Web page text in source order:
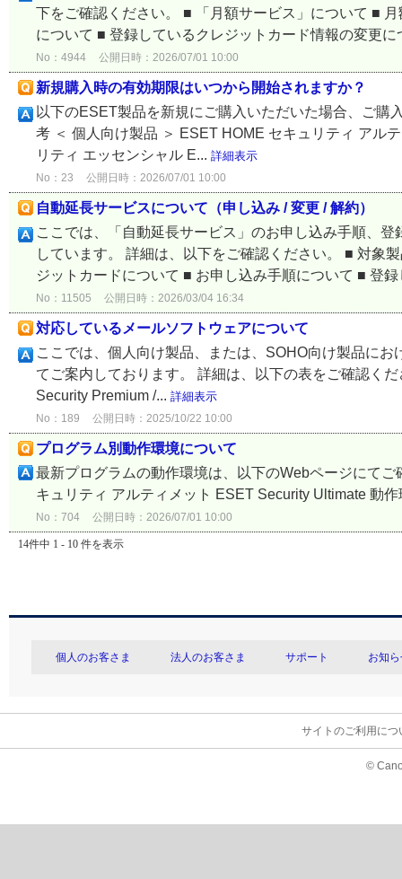
下をご確認ください。 ■ 「月額サービス」について ■
について ■ 登録しているクレジットカード情報の変更
No：4944 公開日時：2026/07/01 10:00
新規購入時の有効期限はいつから開始されますか？
以下のESET製品を新規にご購入いただいた場合、ご購
考 ＜ 個人向け製品 ＞ ESET HOME セキュリティ アル
リティ エッセンシャル E... 詳細表示
No：23 公開日時：2026/07/01 10:00
自動延長サービスについて（申し込み / 変更 / 解約）
ここでは、「自動延長サービス」のお申し込み手順、
しています。 詳細は、以下をご確認ください。 ■ 対象
ジットカードについて ■ お申し込み手順について ■ 登
No：11505 公開日時：2026/03/04 16:34
対応しているメールソフトウェアについて
ここでは、個人向け製品、または、SOHO向け製品に
てご案内しております。 詳細は、以下の表をご確認く
Security Premium /... 詳細表示
No：189 公開日時：2025/10/22 10:00
プログラム別動作環境について
最新プログラムの動作環境は、以下のWebページにて
キュリティ アルティメット ESET Security Ultimate 動
No：704 公開日時：2026/07/01 10:00
14件中 1 - 10 件を表示
個人のお客さま 法人のお客さま サポート お知
サイトのご利用につ
©